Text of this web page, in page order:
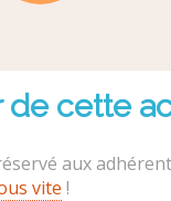
de cette
aux
vite !